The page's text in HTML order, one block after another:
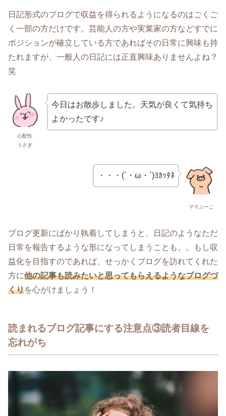
日記形式のブログで収益を得られるようになるのはごくご
く一部の方だけです。芸能人の方や実業家の方などすでに
ポジションが確立している方であればその日常に興味も持
たれますが、一般人の日記には正直興味ありませんよね？
笑
心配性
うさぎ
今日はお散歩しました。天気が良くて気持ち
よかったです♪
ママぶーこ
・・・(`・ω・´)ﾖｶｯﾀﾈ
ブログ更新にばかり執着してしまうと、日記のようなただ
日常を報告するような形になってしまうことも。。もし収
益化を目指すのであれば、せっかくブログを訪れてくれた
方に他の記事も読みたいと思ってもらえるようなブログづ
くりを心がけましょう！
読まれるブログ記事にする注意点③読者目線を
忘れがち